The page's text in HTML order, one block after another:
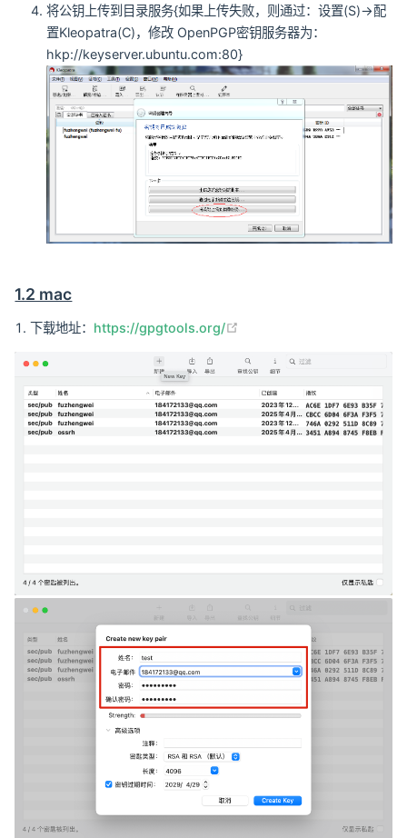
将公钥上传到目录服务{如果上传失败，则通过：设置(S)->配
置Kleopatra(C)，修改 OpenPGP密钥服务器为：
hkp://keyserver.ubuntu.com:80}
1.2 mac
下载地址： https://gpgtools.org/